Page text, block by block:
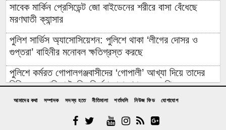
সাবেক মার্কিন প্রেসিডেন্ট জো বাইডেনের শরীরে বাসা বেঁধেছে
মরণঘাতী ক্যান্সার
পুলিশ সার্ভিস অ্যাসোসিয়েশন: পুলিশে থাকা ‘লীগের দোসর ও
গুপ্তরা’ বাহিনীর মনোবল ক্ষতিগ্রস্ত করছে
পুলিশে কর্মরত গোপালগঞ্জবাসীদের ‘গোপালী’ আখ্যা দিয়ে তাদের
চিহ্নিত ও তালিকা তৈরির নির্দেশ নারায়ণগঞ্জের এমপির
বিদেশি ত্রাণের লোভে ৯ বছর ধরে রোহিঙ্গা সেজে নিবন্ধিত হাজার
হাজার বাংলাদেশি ফেঁসে গেলেন এনআইডি-পাসপোর্ট করতে গিয়ে
আমাদের কথা সম্পাদক সদস্য হতে নীতিমালা শর্তাবলি নিউজ ফিড যোগাযোগ